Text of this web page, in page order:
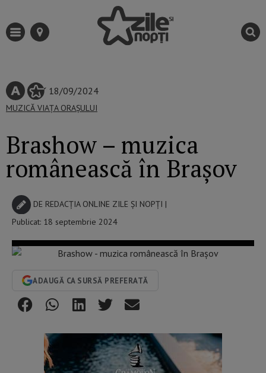
18/09/2024
MUZICĂ VIAȚA ORAȘULUI
Brashow – muzica
românească în Brașov
DE REDACȚIA ONLINE ZILE ȘI NOPȚI |
Publicat: 18 septembrie 2024
ADAUGĂ CA SURSĂ PREFERATĂ